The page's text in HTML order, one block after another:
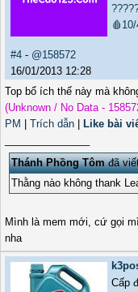
#4 - @158572
16/01/2013 12:28
Top bổ ích thế này mà
(Unknown / No Data -
PM
Trích dẫn Like bài
Thánh Phồng Tômđã
Thằng nào không thank
Mình là mem mới, cứ gọi
nha
Cấp